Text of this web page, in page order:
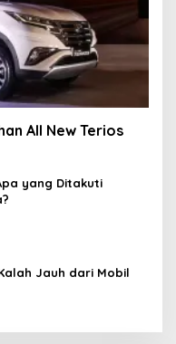
All New Terios
yang Ditakuti
Jauh dari Mobil